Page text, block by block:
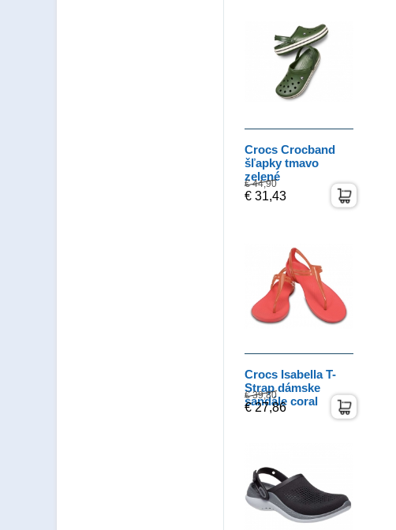
Crocs Crocband
šľapky tmavo
zelené
€ 44,90
€ 31,43
Crocs Isabella T-
Strap dámske
sandále coral
€ 39,80
€ 27,86